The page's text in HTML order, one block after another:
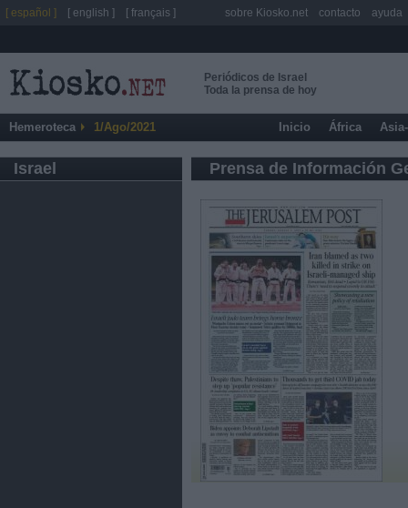
Periódicos de Israel
Toda la prensa de hoy
Hemeroteca 1/Ago/2021 Inicio África
Israel Prensa de Información
[ español ] [ english ] [ français ] sobre Kiosko.net contacto ayuda